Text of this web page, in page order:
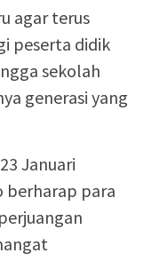
agar terus
peserta didik
sekolah
generasi yang
Januari
berharap para